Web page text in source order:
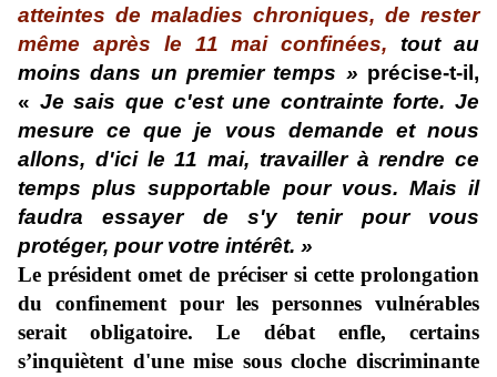
atteintes de maladies chroniques, de rester
même après le 11 mai confinées, tout au
moins dans un premier temps » précise-t-il ,
« Je sais que c'est une contrainte forte. Je
mesure ce que je vous demande et nous
allons, d'ici le 11 mai, travailler à rendre ce
temps plus supportable pour vous. Mais il
faudra essayer de s'y tenir pour vous
protéger, pour votre intérêt. »
Le président omet de préciser si cette prolongation
du confinement pour les personnes vulnérables
serait obligatoire. Le débat enfle, certains
s’inquiètent d'une mise sous cloche discriminante